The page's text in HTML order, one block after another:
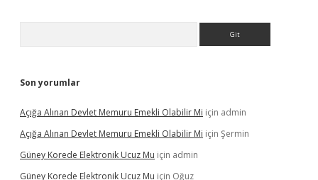
Son yorumlar
Açığa Alınan Devlet Memuru Emekli Olabilir Mi için admin
Açığa Alınan Devlet Memuru Emekli Olabilir Mi için Şermin
Güney Korede Elektronik Ucuz Mu için admin
Güney Korede Elektronik Ucuz Mu için Oğuz